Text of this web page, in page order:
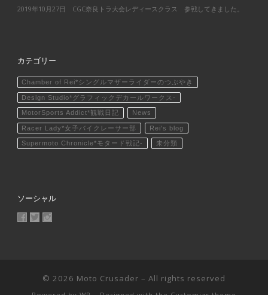
2019年10月27日 CGC奈良トラ大会レディースクラス 参戦してきました。
カテゴリー
Chamber of Rei*シングルマザーライダーのつぶやき
Design Studio*グラフィックデカールワークス-
MotorSports Addict*観戦日記 News
Racer Lady*女子バイクレーサー部 Rei's blog
Supermoto Chronicle*モタード戦記- 未分類
ソーシャル
MotoCrusader さんのプロフィールを Facebook で表示
@MotoCrusader さんのプロフィールを Twitter で表示
© 2026 Moto Crusader – All rights reserved